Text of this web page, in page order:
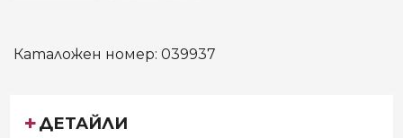
Каталожен номер: 039937
ДЕТАЙЛИ